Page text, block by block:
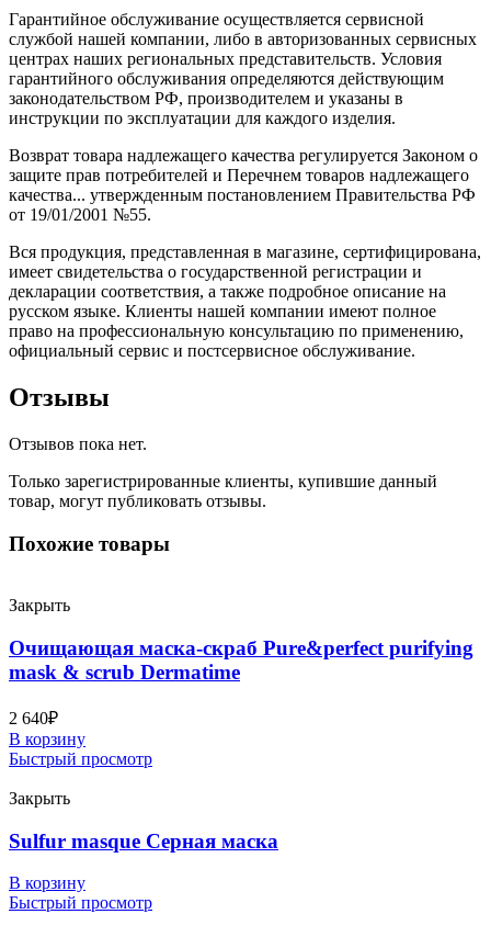
Гарантийное обслуживание осуществляется сервисной
службой нашей компании, либо в авторизованных сервисных
центрах наших региональных представительств. Условия
гарантийного обслуживания определяются действующим
законодательством РФ, производителем и указаны в
инструкции по эксплуатации для каждого изделия.
Возврат товара надлежащего качества регулируется Законом о
защите прав потребителей и Перечнем товаров надлежащего
качества... утвержденным постановлением Правительства РФ
от 19/01/2001 №55.
Вся продукция, представленная в магазине, сертифицирована,
имеет свидетельства о государственной регистрации и
декларации соответствия, а также подробное описание на
русском языке. Клиенты нашей компании имеют полное
право на профессиональную консультацию по применению,
официальный сервис и постсервисное обслуживание.
Отзывы
Отзывов пока нет.
Только зарегистрированные клиенты, купившие данный
товар, могут публиковать отзывы.
Похожие товары
Закрыть
Очищающая маска-скраб Pure&perfect purifying
mask & scrub Dermatime
2 640₽
В корзину
Быстрый просмотр
Закрыть
Sulfur masque Серная маска
В корзину
Быстрый просмотр